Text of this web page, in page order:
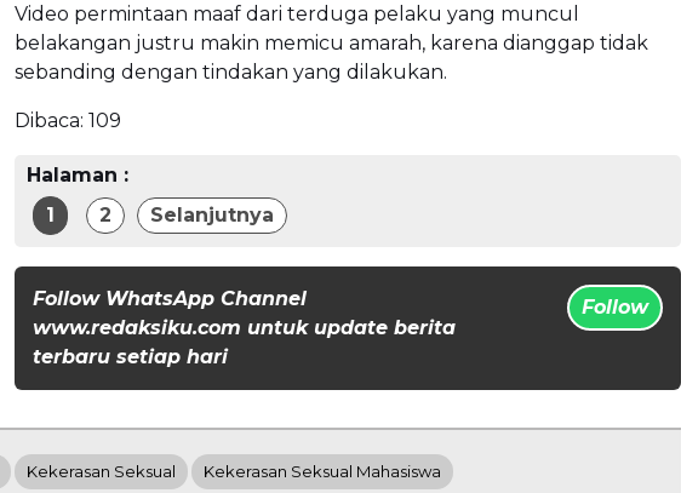
Video permintaan maaf dari terduga pelaku yang muncul
belakangan justru makin memicu amarah, karena dianggap tidak
sebanding dengan tindakan yang dilakukan.
Dibaca: 109
Halaman :
1
2 Selanjutnya
Follow WhatsApp Channel
www.redaksiku.com untuk update berita
terbaru setiap hari
Follow
Kekerasan Seksual Kekerasan Seksual Mahasiswa